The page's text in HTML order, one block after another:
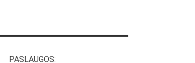
PASLAUGOS: